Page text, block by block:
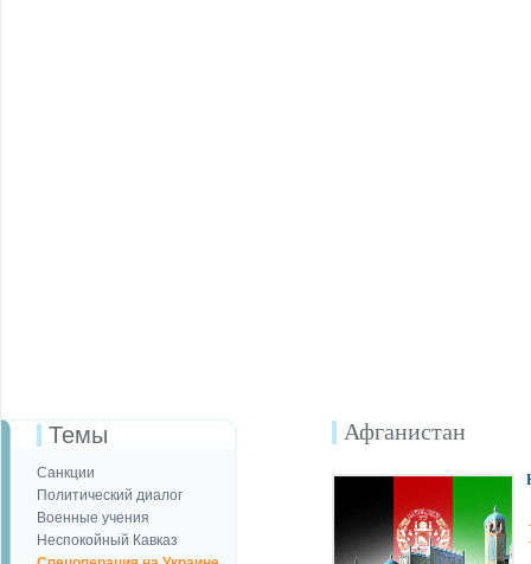
Темы
Санкции
Политический диалог
Военные учения
Неспокойный Кавказ
Афганистан